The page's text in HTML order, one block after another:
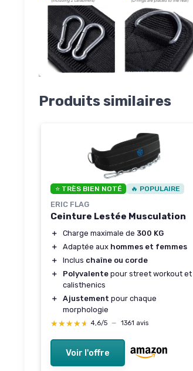
Produits similaires
⭐ TRÈS BIEN NOTÉ 🔥 POPULAIRE
ERIC FLAG
Ceinture Lestée Musculation
＋ Charge maximale de 300 KG
＋
Adaptée aux hommes et femmes
＋
Inclus chaîne ou corde
＋
Polyvalente pour street workout et
calisthenics
＋
Ajustement pour chaque
morphologie
★★★★★
★★★★★ 4,6/5 — 1361 avis
Voir l'offre